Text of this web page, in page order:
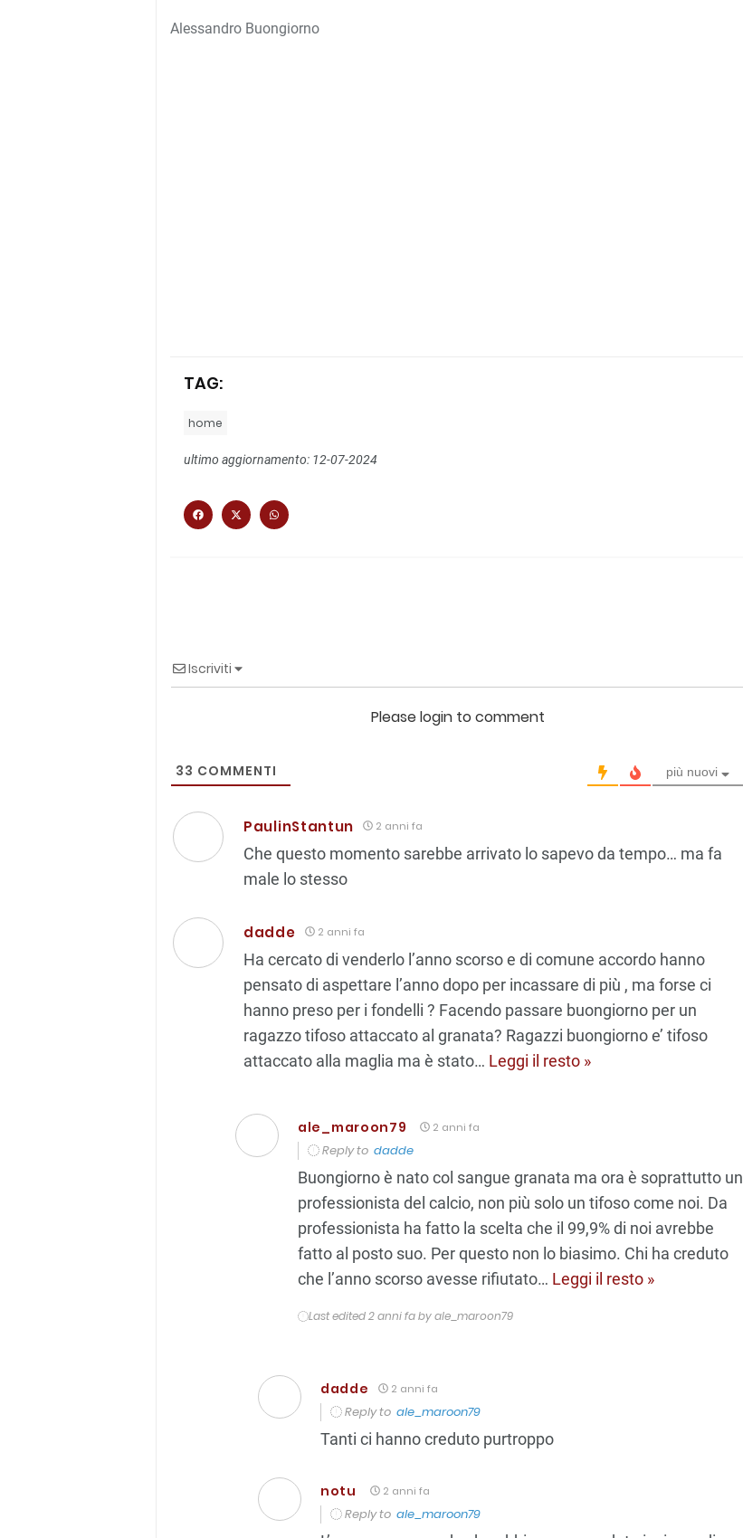
Alessandro Buongiorno
TAG:
home
ultimo aggiornamento: 12-07-2024
Iscriviti
Please login to comment
33 COMMENTI più nuovi
PaulinStantun 2 anni fa
Che questo momento sarebbe arrivato lo sapevo da tempo… ma fa
male lo stesso
dadde 2 anni fa
Ha cercato di venderlo l’anno scorso e di comune accordo hanno
pensato di aspettare l’anno dopo per incassare di più , ma forse ci
hanno preso per i fondelli ? Facendo passare buongiorno per un
ragazzo tifoso attaccato al granata? Ragazzi buongiorno e’ tifoso
attaccato alla maglia ma è stato… Leggi il resto »
ale_maroon79 2 anni fa
Reply to dadde
Buongiorno è nato col sangue granata ma ora è soprattutto un
professionista del calcio, non più solo un tifoso come noi. Da
professionista ha fatto la scelta che il 99,9% di noi avrebbe
fatto al posto suo. Per questo non lo biasimo. Chi ha creduto
che l’anno scorso avesse rifiutato… Leggi il resto »
Last edited 2 anni fa by ale_maroon79
dadde 2 anni fa
Reply to ale_maroon79
Tanti ci hanno creduto purtroppo
notu 2 anni fa
Reply to ale_maroon79